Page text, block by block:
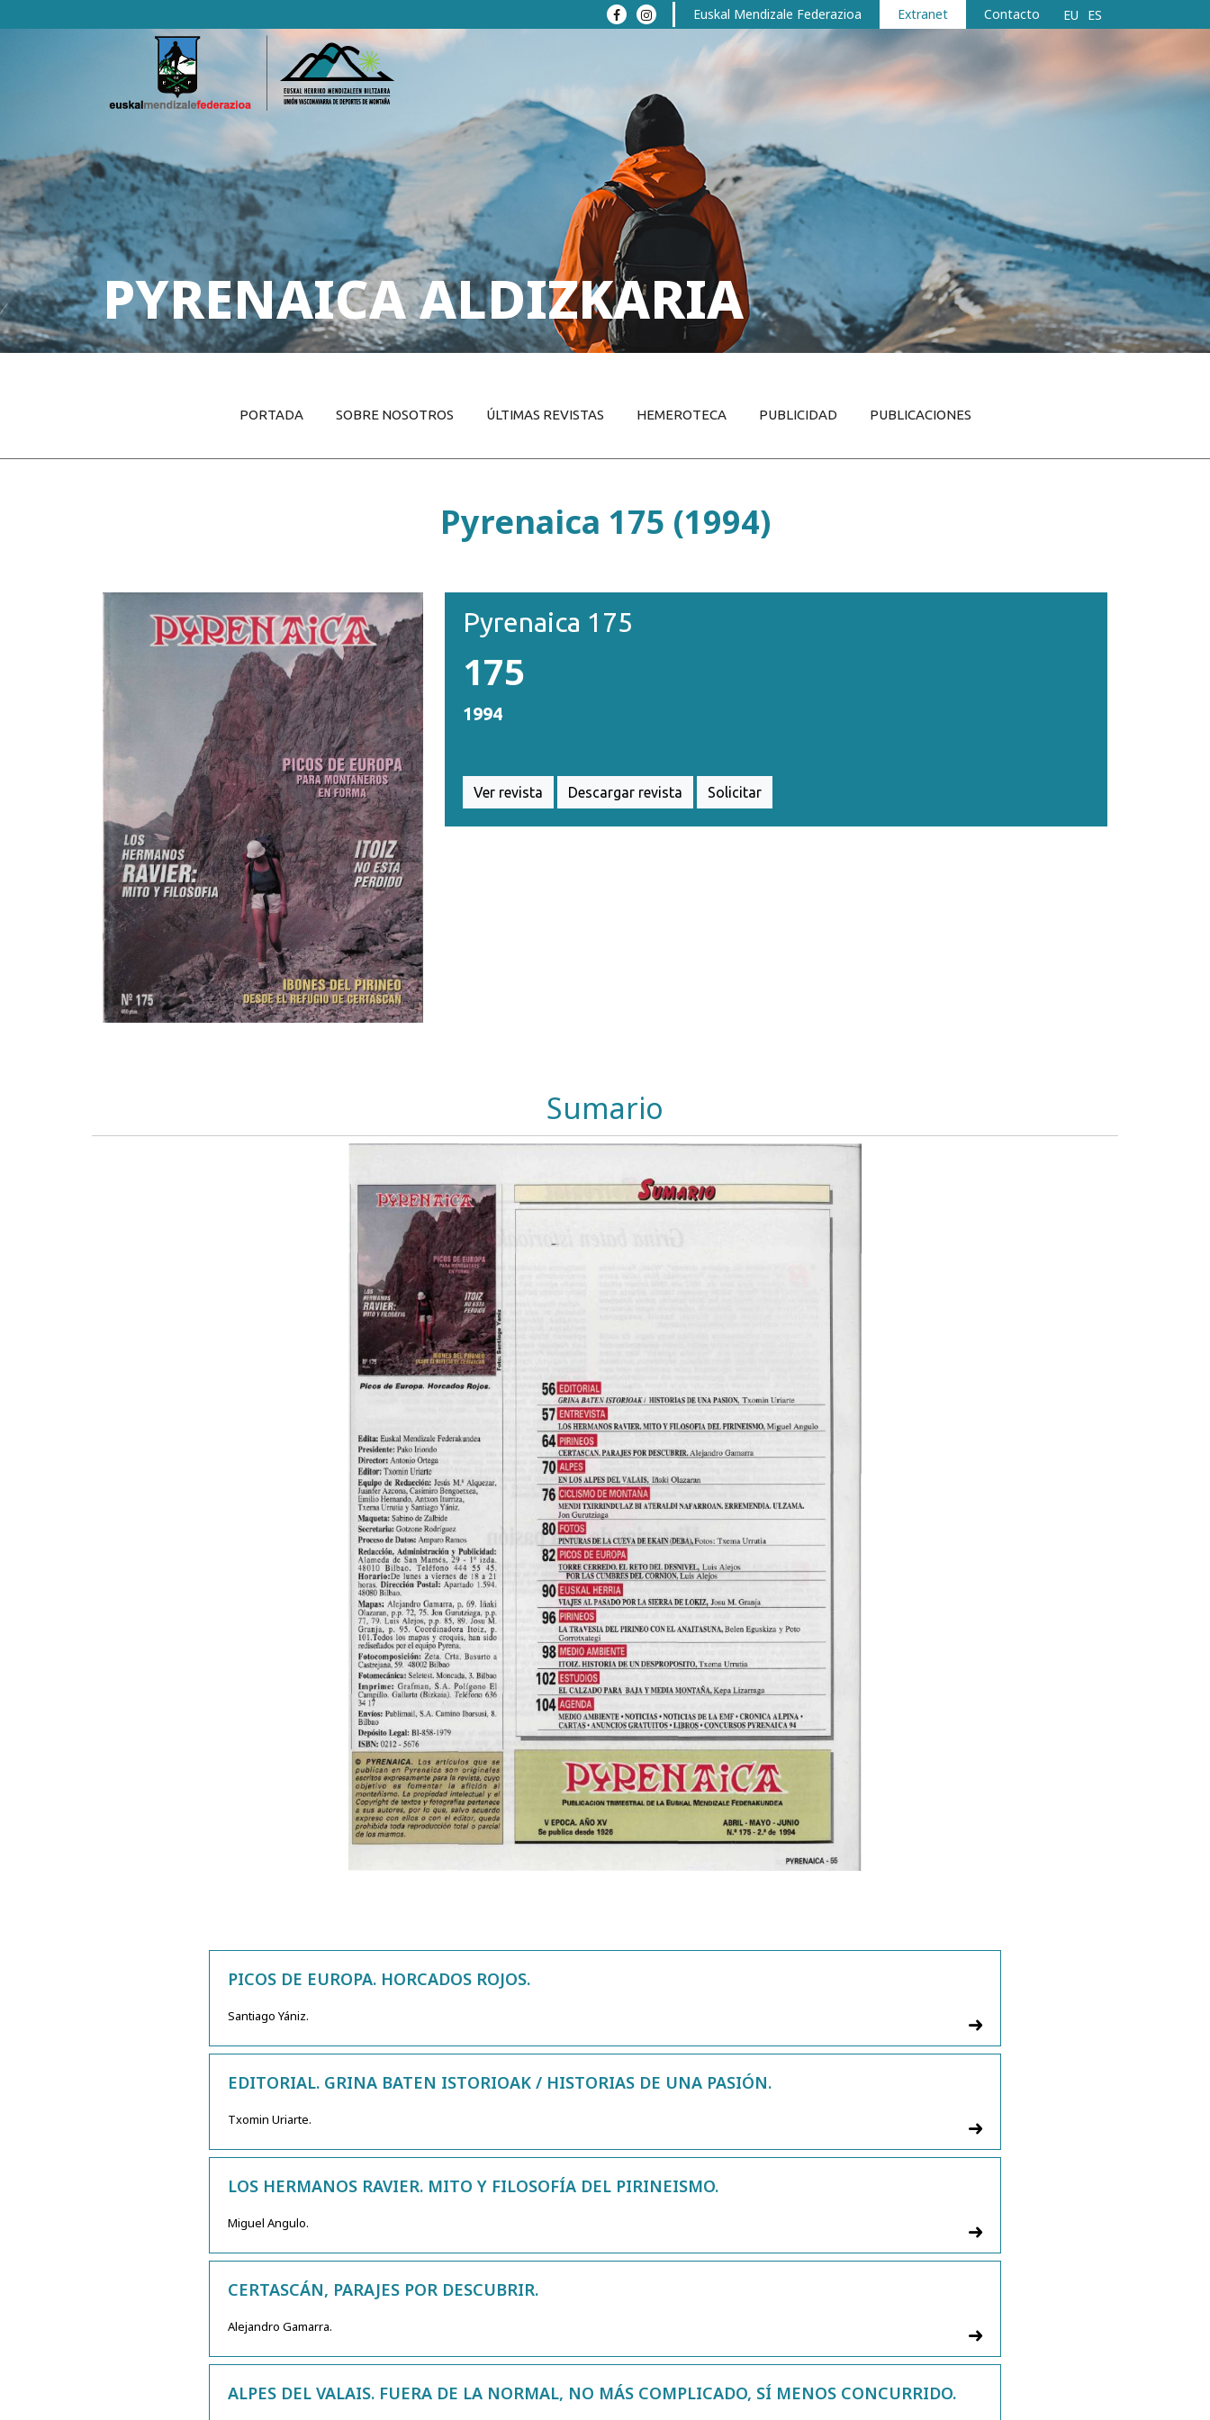
Euskal Mendizale Federazioa Extranet Contacto EU ES
PYRENAICA ALDIZKARIA
PORTADA SOBRE NOSOTROS ÚLTIMAS REVISTAS HEMEROTECA PUBLICIDAD PUBLICACIONES
Pyrenaica 175 (1994)
Pyrenaica 175
175
1994
Ver revista Descargar revista Solicitar
Sumario
PICOS DE EUROPA. HORCADOS ROJOS.
Santiago Yániz.
EDITORIAL. GRINA BATEN ISTORIOAK / HISTORIAS DE UNA PASIÓN.
Txomin Uriarte.
LOS HERMANOS RAVIER. MITO Y FILOSOFÍA DEL PIRINEISMO.
Miguel Angulo.
CERTASCÁN, PARAJES POR DESCUBRIR.
Alejandro Gamarra.
ALPES DEL VALAIS. FUERA DE LA NORMAL, NO MÁS COMPLICADO, SÍ MENOS CONCURRIDO.